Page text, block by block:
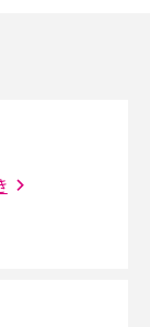
介
認方法も解説
すべきものも紹